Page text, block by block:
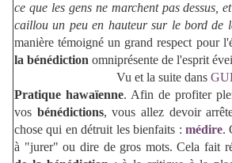
ce que les gens ne marchent pas dessus,
caillou un peu en hauteur sur le bord de
manière témoigné un grand respect pour
la bénédiction omniprésente de l'esprit
Vu et la suite dans
Pratique hawaïenne. Afin de profiter
vos bénédictions, vous allez devoir
chose qui en détruit les bienfaits : médire.
à "jurer" ou dire de gros mots. Cela fait